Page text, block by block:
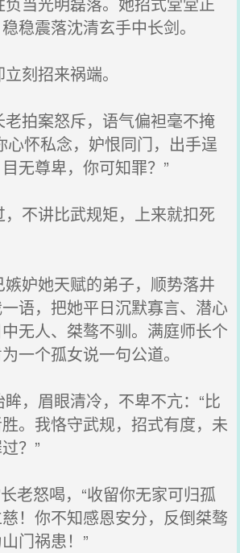
稳震落沈清玄手中长剑。
刻招来祸端。
拍案怒斥，语气偏袒毫不掩
心怀私念，妒恨同门，出手逞
无尊卑，你可知罪？”
不讲比武规矩，上来就扣死
妒她天赋的弟子，顺势落井
语，把她平日沉默寡言、潜心
无人、桀骜不驯。满庭师长个
一个孤女说一句公道。
，眉眼清冷，不卑不亢：“比
。我恪守武规，招式有度，未
？”
老怒喝，“收留你无家可归孤
！你不知感恩安分，反倒桀骜
门祸患！”